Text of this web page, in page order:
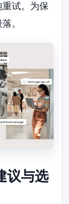
试。为保
。
议与选